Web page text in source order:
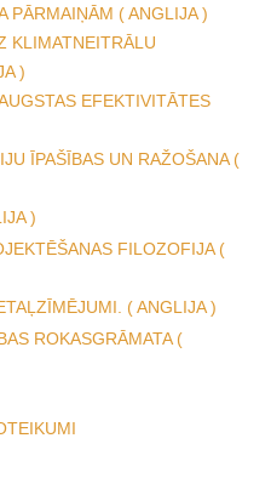
PĀRMAIŅĀM ( ANGLIJA )
KLIMATNEITRĀLU
)
EFEKTIVITĀTES
ĪPAŠĪBAS UN RAŽOŠANA (
)
FILOZOFIJA (
( ANGLIJA )
ROKASGRĀMATA (